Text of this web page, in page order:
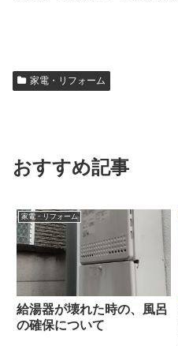
家電・リフォーム
おすすめ記事
家電・リフォーム
給湯器が壊れた時の、風呂
の確保について